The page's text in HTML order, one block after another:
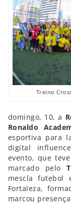
Treino
domingo, 10, a
Ronaldo
esportiva para
digital
evento, que
marcado pelo
mescla futebol
Fortaleza,
marcou